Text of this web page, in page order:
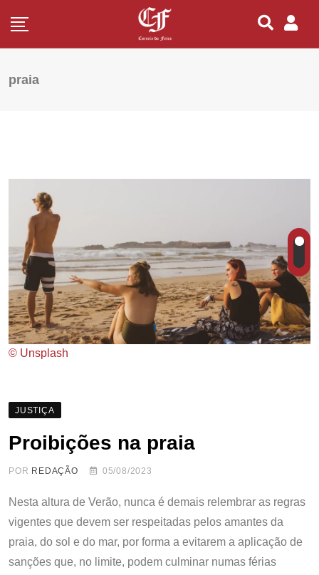
praia
© Unsplash
JUSTIÇA
Proibições na praia
POR REDAÇÃO 05/08/2023
Nesta altura de Verão, nunca é demais relembrar as regras
vigentes que devem ser respeitadas pelos amantes da
praia, do sol e do mar, por forma a evitarem a aplicação de
sanções que, no limite, podem culminar numas férias